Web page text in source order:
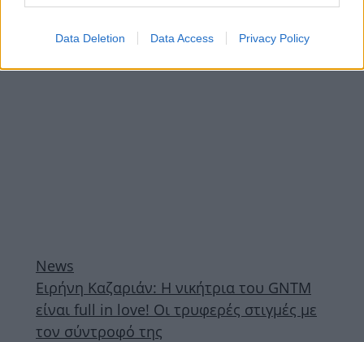
Data Deletion Data Access Privacy Policy
News
Ειρήνη Καζαριάν: Η νικήτρια του GNTM
είναι full in love! Οι τρυφερές στιγμές με
τον σύντροφό της